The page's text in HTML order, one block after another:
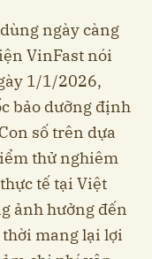
ngày càng
VinFast nói
1/1/2026,
bảo dưỡng định
số trên dựa
thử nghiêm
tế tại Việt
ảnh hưởng đến
thời mang lại lợi